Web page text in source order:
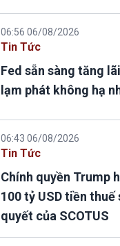
06:56 06/08/2026
Tin Tức
Fed sẵn sàng tăng
lạm phát không hạ
06:43 06/08/2026
Tin Tức
Chính quyền Trump
100 tỷ USD tiền thuế
quyết của SCOTUS